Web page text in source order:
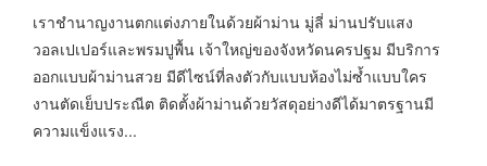
เราชำนาญงานตกแต่งภายในด้วยผ้าม่าน มู่ลี่ ม่านปรับแสง
วอลเปเปอร์และพรมปูพื้น เจ้าใหญ่ของจังหวัดนครปฐม มีบริการ
ออกแบบผ้าม่านสวย มีดีไซน์ที่ลงตัวกับแบบห้องไม่ซ้ำแบบใคร
งานตัดเย็บประณีต ติดตั้งผ้าม่านด้วยวัสดุอย่างดีได้มาตรฐานมี
ความแข็งแรง...